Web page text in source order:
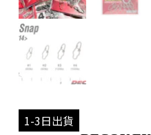
1-3日出貨